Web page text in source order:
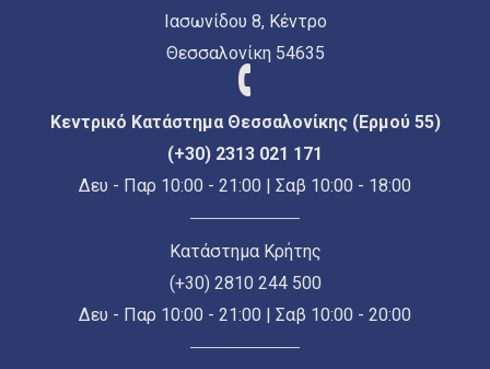
Ιασωνίδου 8, Κέντρο
Θεσσαλονίκη 54635
Κεντρικό Κατάστημα Θεσσαλονίκης (Ερμού 55)
(+30) 2313 021 171
Δευ - Παρ 10:00 - 21:00 | Σαβ 10:00 - 18:00
Κατάστημα Κρήτης
(+30) 2810 244 500
Δευ - Παρ 10:00 - 21:00 | Σαβ 10:00 - 20:00